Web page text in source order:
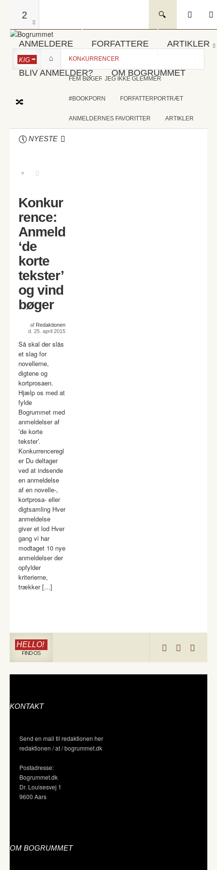
2
ANMELDERE FORFATTERE ARTIKLER
BLIV ANMELDER? OM BOGRUMMET
KIG KONKURRENCER
FEM BØGER JEG IKKE GLEMMER
#BOOKPORN FORFATTERPORTRÆT
ANMELDERNES FAVORITTER ARTIKLER
NYESTE
Konkur
rence:
Anmeld
‘de
korte
tekster’
og vind
bøger
af Redaktionen
d. 25. april 2015
Så skal der slås
et slag for
novellerne,
digtene og
kortprosaen.
Hjælp os med at
fylde
Bogrummet med
anmeldelser af
’de korte
tekster’.
Konkurrenceregl
er Du deltager
ved at indsende
en anmeldelse
af en novelle-,
kortprosa- eller
digtsamling Hver
anmeldelse
giver et lod Hver
gang vi har
modtaget 10 nye
anmeldelser der
opfylder
kriterierne,
trækker […]
HELLO!
FIND OS
KONTAKT
Send en mail til redaktionen her
redaktionen / at / bogrummet.dk
Postadresse:
Bogrummet.dk
Dr. Louisesvej 1
9600 Aars
OM BOGRUMMET